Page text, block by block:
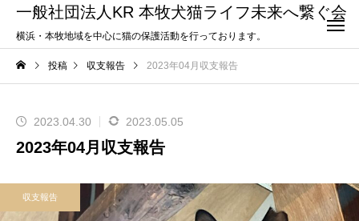
一般社団法人KR 本牧犬猫ライフ未来へ繋ぐ会
横浜・本牧地域を中心に猫の保護活動を行っております。
投稿 収支報告 2023年04月収支報告
2023.04.30 2023.05.05
2023年04月収支報告
収支報告